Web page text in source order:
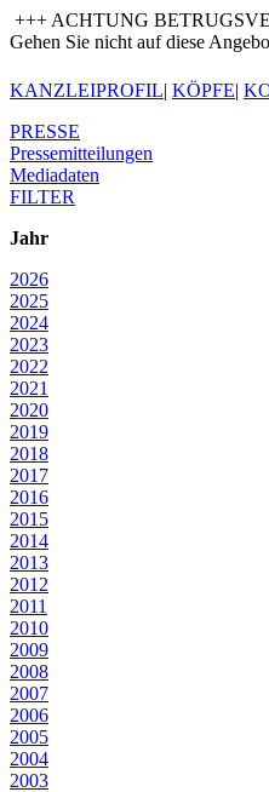
+++ ACHTUNG
Gehen Sie nicht auf diese
KANZLEIPROFIL| KÖPFE|
PRESSE
Pressemitteilungen
Mediadaten
FILTER
Jahr
2026
2025
2024
2023
2022
2021
2020
2019
2018
2017
2016
2015
2014
2013
2012
2011
2010
2009
2008
2007
2006
2005
2004
2003